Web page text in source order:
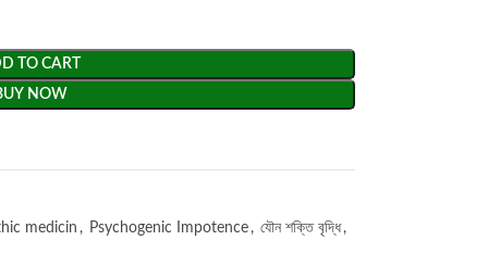
TO CART
NOW
medicin , Psychogenic Impotence , যৌন শক্তি বৃদ্ধি ,